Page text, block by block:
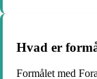
Hvad er
Formålet med